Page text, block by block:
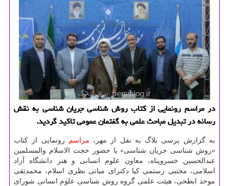
در مراسم رونمایی از کتاب روش شناسی جریان شناسی به نقش
رسانه در تبدیل مباحث علمی به گفتمان عمومی تاکید گردید.
به گزارش پرسی بلاگ به نقل از مهر، مراسم رونمایی از کتاب
«روش شناسی جریان شناسی» با حضور حجت الاسلام والمسلمین
عبدالحسین خسروپناه، معاون علوم انسانی و هنر دانشگاه آزاد
اسلامی، مجتبی رستمی کیا دکترای مبانی نظری اسلام، محمدتقی
موحد ابطحی، هیئت علمی گروه روش شناسی علوم انسانی شورای